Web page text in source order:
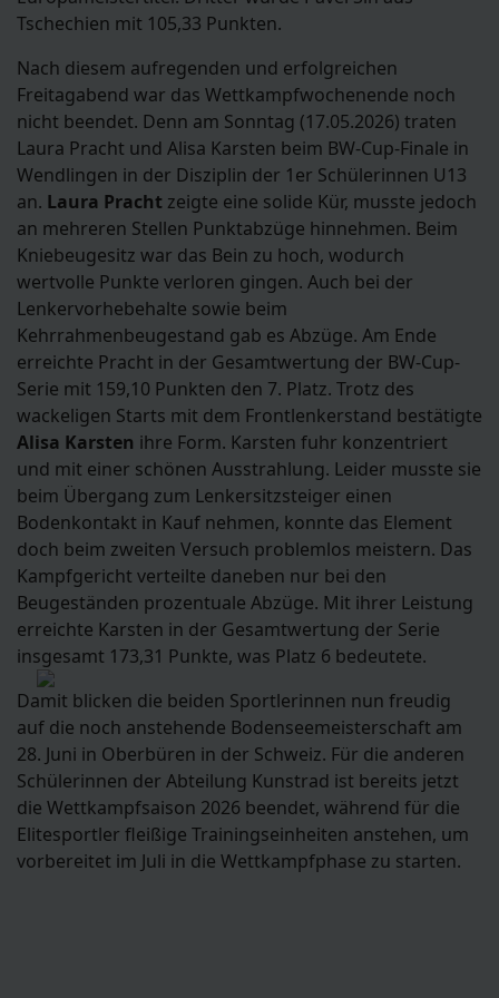
Tschechien mit 105,33 Punkten.
Nach diesem aufregenden und erfolgreichen
Freitagabend war das Wettkampfwochenende noch
nicht beendet. Denn am Sonntag (17.05.2026) traten
Laura Pracht und Alisa Karsten beim BW-Cup-Finale in
Wendlingen in der Disziplin der 1er Schülerinnen U13
an. Laura Pracht zeigte eine solide Kür, musste jedoch
an mehreren Stellen Punktabzüge hinnehmen. Beim
Kniebeugesitz war das Bein zu hoch, wodurch
wertvolle Punkte verloren gingen. Auch bei der
Lenkervorhebehalte sowie beim
Kehrrahmenbeugestand gab es Abzüge. Am Ende
erreichte Pracht in der Gesamtwertung der BW-Cup-
Serie mit 159,10 Punkten den 7. Platz. Trotz des
wackeligen Starts mit dem Frontlenkerstand bestätigte
Alisa Karsten ihre Form. Karsten fuhr konzentriert
und mit einer schönen Ausstrahlung. Leider musste sie
beim Übergang zum Lenkersitzsteiger einen
Bodenkontakt in Kauf nehmen, konnte das Element
doch beim zweiten Versuch problemlos meistern. Das
Kampfgericht verteilte daneben nur bei den
Beugeständen prozentuale Abzüge. Mit ihrer Leistung
erreichte Karsten in der Gesamtwertung der Serie
insgesamt 173,31 Punkte, was Platz 6 bedeutete.
Damit blicken die beiden Sportlerinnen nun freudig
auf die noch anstehende Bodenseemeisterschaft am
28. Juni in Oberbüren in der Schweiz. Für die anderen
Schülerinnen der Abteilung Kunstrad ist bereits jetzt
die Wettkampfsaison 2026 beendet, während für die
Elitesportler fleißige Trainingseinheiten anstehen, um
vorbereitet im Juli in die Wettkampfphase zu starten.